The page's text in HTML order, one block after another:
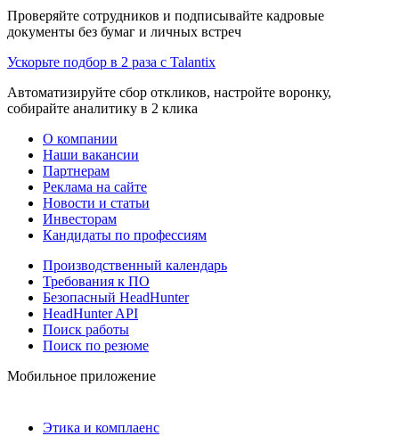
Проверяйте сотрудников и подписывайте кадровые
документы без бумаг и личных встреч
Ускорьте подбор в 2 раза с Talantix
Автоматизируйте сбор откликов, настройте воронку,
собирайте аналитику в 2 клика
О компании
Наши вакансии
Партнерам
Реклама на сайте
Новости и статьи
Инвесторам
Кандидаты по профессиям
Производственный календарь
Требования к ПО
Безопасный HeadHunter
HeadHunter API
Поиск работы
Поиск по резюме
Мобильное приложение
Этика и комплаенс